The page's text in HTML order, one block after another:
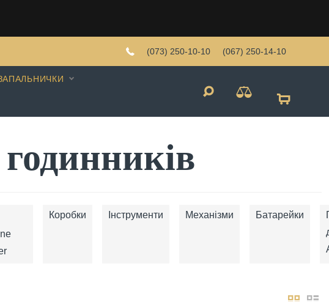
(073) 250-10-10 (067) 250-14-10
Коробки Інструменти Механізми Батарейки